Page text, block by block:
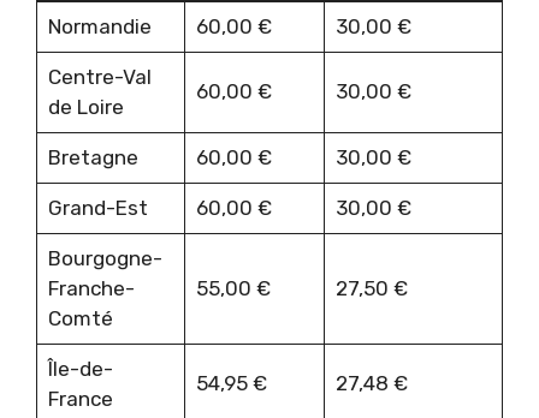
Normandie 60,00 € 30,00 €
Centre-Val
de Loire
60,00 € 30,00 €
Bretagne 60,00 € 30,00 €
Grand-Est 60,00 € 30,00 €
Bourgogne-
Franche-
Comté
55,00 € 27,50 €
Île-de-
France
54,95 € 27,48 €